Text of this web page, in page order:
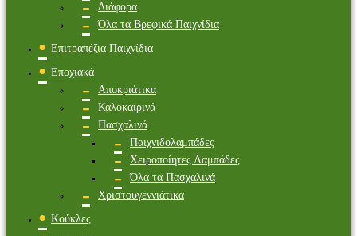
Διάφορα
Όλα τα Βρεφικά Παιχνίδια
Επιτραπέζια Παιχνίδια
Εποχιακά
Αποκριάτικα
Καλοκαιρινά
Πασχαλινά
Παιχνιδολαμπάδες
Χειροποίητες Λαμπάδες
Όλα τα Πασχαλινά
Χριστουγεννιάτικα
Κούκλες